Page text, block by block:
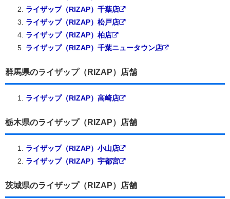
ライザップ（RIZAP）千葉店
ライザップ（RIZAP）松戸店
ライザップ（RIZAP）柏店
ライザップ（RIZAP）千葉ニュータウン店
群馬県のライザップ（RIZAP）店舗
ライザップ（RIZAP）高崎店
栃木県のライザップ（RIZAP）店舗
ライザップ（RIZAP）小山店
ライザップ（RIZAP）宇都宮
茨城県のライザップ（RIZAP）店舗